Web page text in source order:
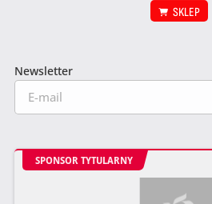
SKLEP
Newsletter
SPONSOR TYTULARNY